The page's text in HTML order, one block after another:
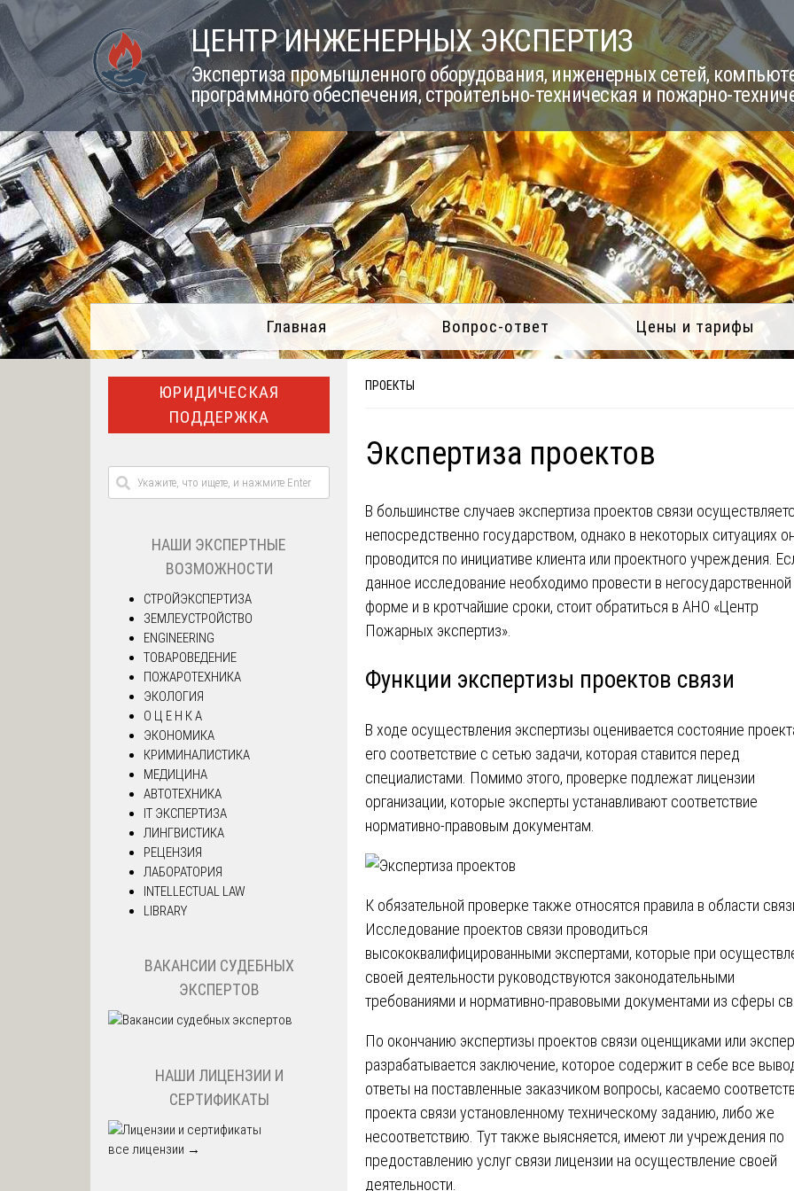
Skip
to
content
ЦЕНТР ИНЖЕНЕРНЫХ ЭКСПЕРТИЗ
Экспертиза промышленного оборудования, инженерных сетей,
программного обеспечения, строительно-техническая и пожарно-
Главная Вопрос-ответ Цены и тарифы
ПРОЕКТЫ
Экспертиза проектов
В большинстве случаев экспертиза проектов связи
непосредственно государством, однако в некоторых ситуациях
проводится по инициативе клиента или проектного учреждения.
данное исследование необходимо провести в негосударственной
форме и в кротчайшие сроки, стоит обратиться в АНО «Центр
Пожарных экспертиз».
Функции экспертизы проектов связи
В ходе осуществления экспертизы оценивается состояние
его соответствие с сетью задачи, которая ставится перед
специалистами. Помимо этого, проверке подлежат лицензии
организации, которые эксперты устанавливают соответствие
нормативно-правовым документам.
К обязательной проверке также относятся правила в области
Исследование проектов связи проводиться
высококвалифицированными экспертами, которые при
своей деятельности руководствуются законодательными
требованиями и нормативно-правовыми документами из сферы
По окончанию экспертизы проектов связи оценщиками или
разрабатывается заключение, которое содержит в себе все
ответы на поставленные заказчиком вопросы, касаемо
проекта связи установленному техническому заданию, либо же
несоответствию. Тут также выясняется, имеют ли учреждения по
предоставлению услуг связи лицензии на осуществление своей
деятельности.
ЮРИДИЧЕСКАЯ
ПОДДЕРЖКА
НАШИ ЭКСПЕРТНЫЕ
ВОЗМОЖНОСТИ
СТРОЙЭКСПЕРТИЗА
ЗЕМЛЕУСТРОЙСТВО
ENGINEERING
ТОВАРОВЕДЕНИЕ
ПОЖАРОТЕХНИКА
ЭКОЛОГИЯ
О Ц Е Н К А
ЭКОНОМИКА
КРИМИНАЛИСТИКА
МЕДИЦИНА
АВТОТЕХНИКА
IT ЭКСПЕРТИЗА
ЛИНГВИСТИКА
РЕЦЕНЗИЯ
ЛАБОРАТОРИЯ
INTELLECTUAL LAW
LIBRARY
ВАКАНСИИ СУДЕБНЫХ
ЭКСПЕРТОВ
НАШИ ЛИЦЕНЗИИ И
СЕРТИФИКАТЫ
все лицензии →